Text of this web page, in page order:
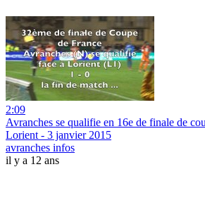
2:09
Avranches se qualifie en 16e de finale de
Lorient - 3 janvier 2015
avranches infos
il y a 12 ans